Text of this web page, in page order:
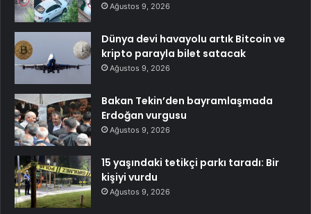
Ağustos 9, 2026
Dünya devi havayolu artık Bitcoin ve
kripto parayla bilet satacak
Ağustos 9, 2026
Bakan Tekin’den bayramlaşmada
Erdoğan vurgusu
Ağustos 9, 2026
15 yaşındaki tetikçi parkı taradı: Bir
kişiyi vurdu
Ağustos 9, 2026